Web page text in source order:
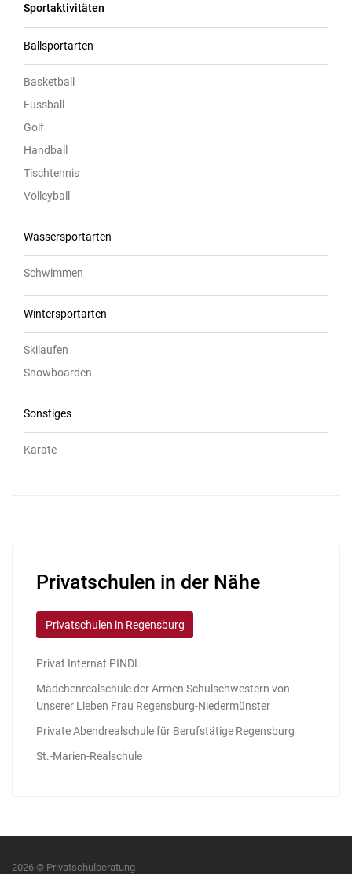
Sportaktivitäten
Ballsportarten
Basketball
Fussball
Golf
Handball
Tischtennis
Volleyball
Wassersportarten
Schwimmen
Wintersportarten
Skilaufen
Snowboarden
Sonstiges
Karate
Privatschulen in der Nähe
Privatschulen in Regensburg
Privat Internat PINDL
Mädchenrealschule der Armen Schulschwestern von
Unserer Lieben Frau Regensburg-Niedermünster
Private Abendrealschule für Berufstätige Regensburg
St.-Marien-Realschule
2026 © Privatschulberatung